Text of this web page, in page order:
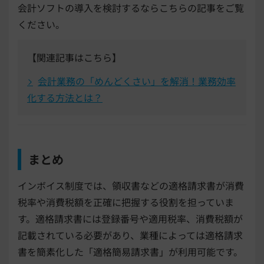
会計ソフトの導入を検討するならこちらの記事をご覧
ください。
【関連記事はこちら】
会計業務の「めんどくさい」を解消！業務効率
化する方法とは？
まとめ
インボイス制度では、領収書などの適格請求書が消費
税率や消費税額を正確に把握する役割を担っていま
す。適格請求書には登録番号や適用税率、消費税額が
記載されている必要があり、業種によっては適格請求
書を簡素化した「適格簡易請求書」が利用可能です。